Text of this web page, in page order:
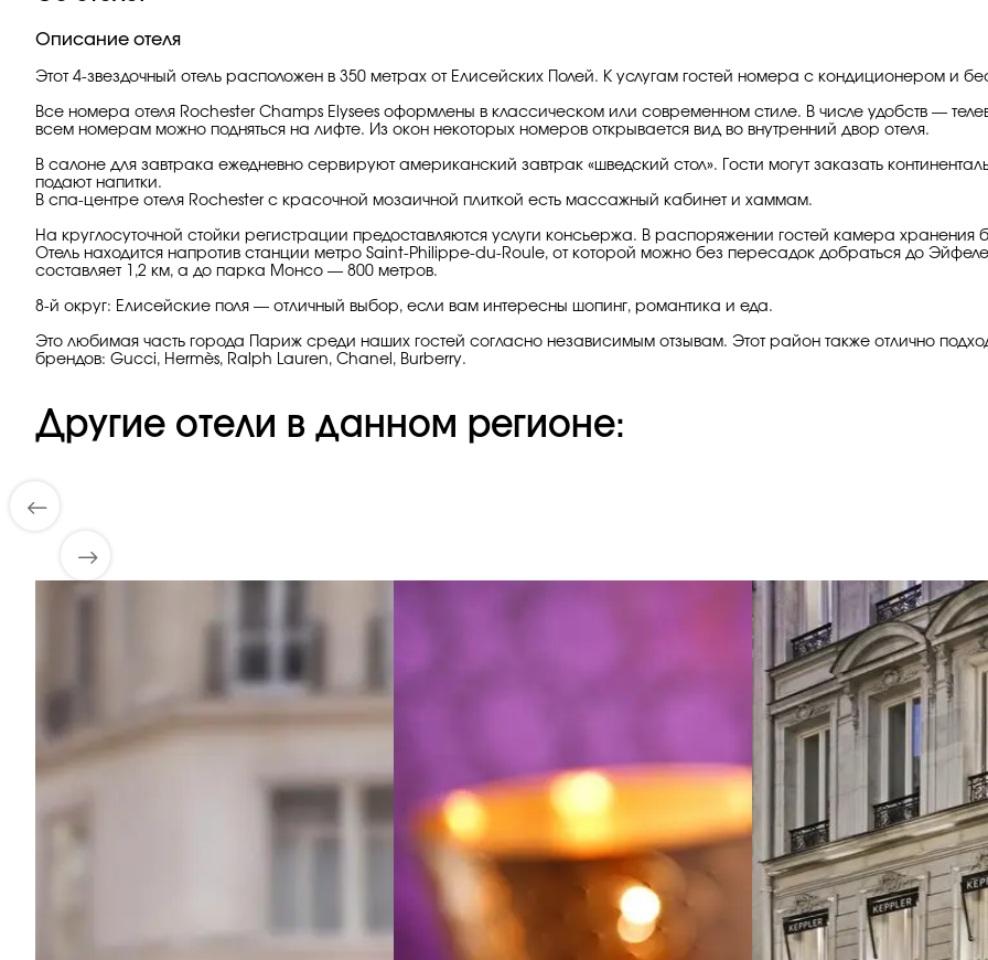
Описание отеля
Этот 4-звездочный отель расположен в 350 метрах от Елисейских Полей. К услугам гостей номера с кондиционером и
Все номера отеля Rochester Champs Elysees оформлены в классическом или современном стиле. В числе удобств —
всем номерам можно подняться на лифте. Из окон некоторых номеров открывается вид во внутренний двор отеля.
В салоне для завтрака ежедневно сервируют американский завтрак «шведский стол». Гости могут заказать
подают напитки.
В спа-центре отеля Rochester с красочной мозаичной плиткой есть массажный кабинет и хаммам.
На круглосуточной стойки регистрации предоставляются услуги консьержа. В распоряжении гостей камера хранения
Отель находится напротив станции метро Saint-Philippe-du-Roule, от которой можно без пересадок добраться до
составляет 1,2 км, а до парка Монсо — 800 метров.
8-й округ: Елисейские поля — отличный выбор, если вам интересны шопинг, романтика и еда.
Это любимая часть города Париж среди наших гостей согласно независимым отзывам. Этот район также отлично
брендов: Gucci, Hermès, Ralph Lauren, Chanel, Burberry.
Другие отели в данном регионе: